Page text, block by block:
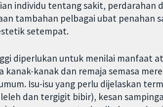
individu tentang sakit, perdarahan
tambahan pelbagai ubat penahan
setempat.
diperlukan untuk menilai manfaat
kanak-kanak dan remaja semasa
Isu-isu yang perlu dijelaskan
dan tergigit bibir), kesan